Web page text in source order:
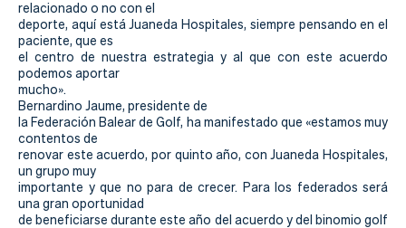
relacionado o no con el
deporte, aquí está Juaneda Hospitales, siempre pensando en el
paciente, que es
el centro de nuestra estrategia y al que con este acuerdo
podemos aportar
mucho».
Bernardino Jaume, presidente de
la Federación Balear de Golf, ha manifestado que «estamos muy
contentos de
renovar este acuerdo, por quinto año, con Juaneda Hospitales,
un grupo muy
importante y que no para de crecer. Para los federados será
una gran oportunidad
de beneficiarse durante este año del acuerdo y del binomio golf